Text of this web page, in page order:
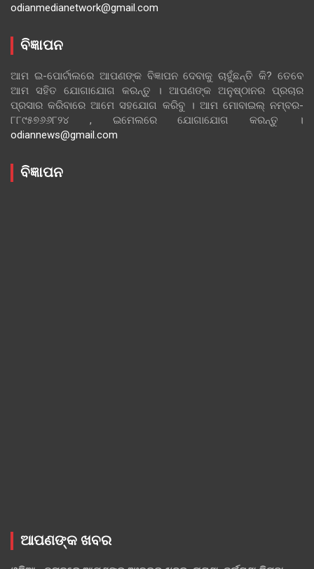
odianmedianetwork@gmail.com
ବିଜ୍ଞାପନ
ଆମ ଇ-ପୋର୍ଟାଲରେ ଆପଣଙ୍କ ବିଜ୍ଞାପନ ଦେବାକୁ ଚାହୁଁଛନ୍ତି କି? ତେବେ
ଆମ ସହିତ ଯୋଗାଯୋଗ କରନ୍ତୁ । ଆପଣଙ୍କ ଅନୁଷ୍ଠାନର ପ୍ରଚାର
ପ୍ରସାର କରିବାରେ ଆମେ ସହଯୋଗ କରିବୁ । ଆମ ମୋବାଇଲ୍ ନମ୍ବର-
୮୮୯୫୭୬୬୮୨୪ , ଇମେଲରେ ଯୋଗାଯୋଗ କରନ୍ତୁ ।
odiannews@gmail.com
ବିଜ୍ଞାପନ
ଆପଣଙ୍କ ଖବର